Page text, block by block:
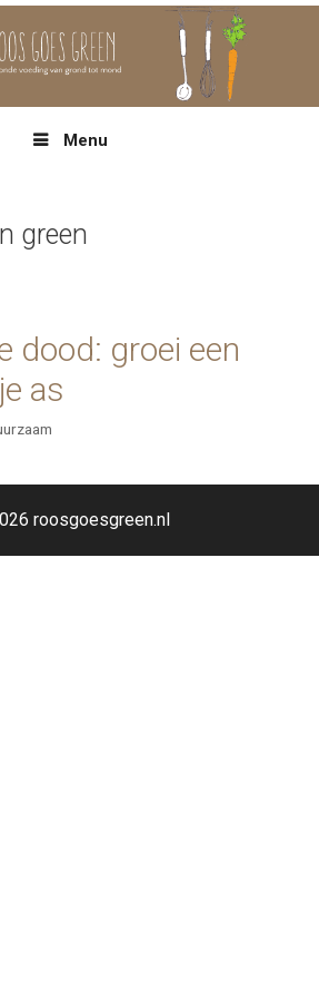
Menu
green
dood: groei een
as
roosgoesgreen.nl